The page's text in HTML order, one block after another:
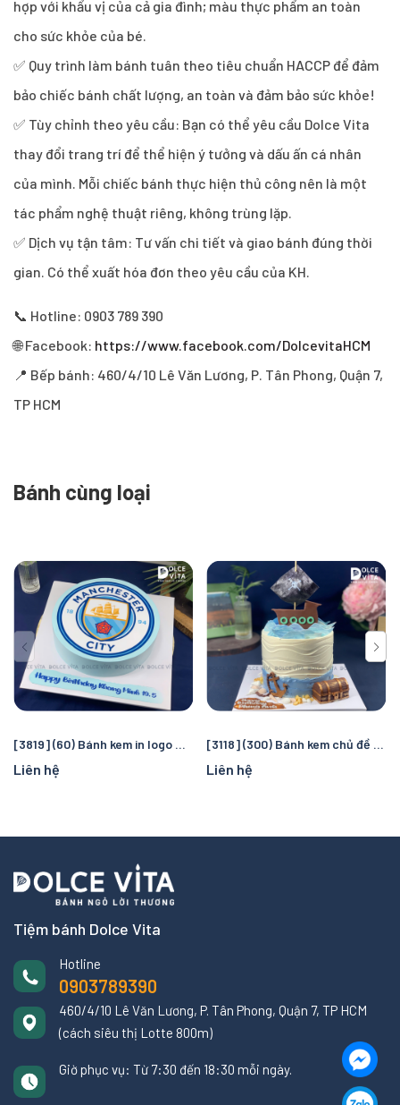
hợp với khẩu vị của cả gia đình; màu thực phẩm an toàn
cho sức khỏe của bé.
✅ Quy trình làm bánh tuân theo tiêu chuẩn HACCP để đảm
bảo chiếc bánh chất lượng, an toàn và đảm bảo sức khỏe!
✅ Tùy chỉnh theo yêu cầu: Bạn có thể yêu cầu Dolce Vita
thay đổi trang trí để thể hiện ý tưởng và dấu ấn cá nhân
của mình. Mỗi chiếc bánh thực hiện thủ công nên là một
tác phẩm nghệ thuật riêng, không trùng lặp.
✅ Dịch vụ tận tâm: Tư vấn chi tiết và giao bánh đúng thời
gian. Có thể xuất hóa đơn theo yêu cầu của KH.
📞 Hotline: 0903 789 390
🌐 Facebook: https://www.facebook.com/DolcevitaHCM
📍 Bếp bánh: 460/4/10 Lê Văn Lương, P. Tân Phong, Quận 7,
TP HCM
Bánh cùng loại
[3819] (60) Bánh kem in logo Manchester City – Quà tặng sinh nhật hoàn hảo cho fan bóng đá
Liên hệ
[3118] (300) Bánh kem chủ đề cướp biển và đại dương – Chuyến truy tìm kho báu kỳ thú cho bé
Liên hệ
Tiệm bánh Dolce Vita
Hotline
0903789390
460/4/10 Lê Văn Lương, P. Tân Phong, Quận 7, TP HCM
(cách siêu thị Lotte 800m)
Giờ phục vụ: Từ 7:30 đến 18:30 mỗi ngày.